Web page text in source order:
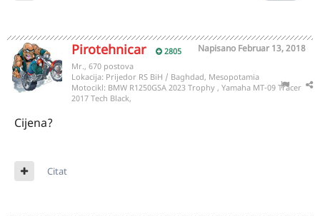
Pirotehnicar 2805 Napisano Februar 13, 2018
Mr., 670 postova
Lokacija: Prijedor RS BiH / Baghdad, Mesopotamia
Motocikl: BMW R1250GSA 2023 Trophy , Yamaha MT-09 Tracer
2017 Tech Black,
Cijena?
Citat